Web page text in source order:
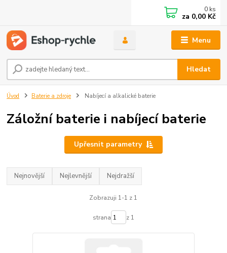
Menu
Hledat
0 ks
za 0,00 Kč
Úvod Baterie a zdroje Nabíjecí a alkalické baterie
Záložní baterie i nabíjecí baterie
Upřesnit parametry
Nejnovější Nejlevnější Nejdražší
Zobrazuji 1-1 z 1
strana z 1